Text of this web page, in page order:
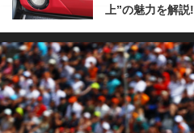
上”の魅力を解説!